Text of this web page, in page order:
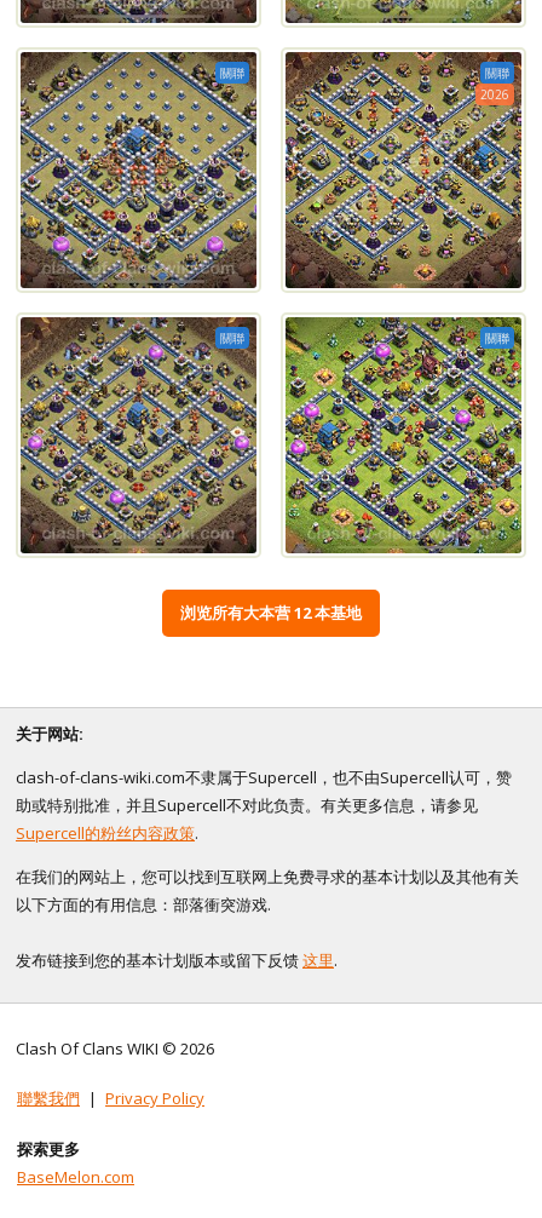
關聯
關聯
2026
關聯 關聯
浏览所有大本营 12 本基地
关于网站:
clash-of-clans-wiki.com不隶属于Supercell，也不由Supercell认可，赞
助或特别批准，并且Supercell不对此负责。有关更多信息，请参见
Supercell的粉丝内容政策.
在我们的网站上，您可以找到互联网上免费寻求的基本计划以及其他有关
以下方面的有用信息：部落衝突游戏.
发布链接到您的基本计划版本或留下反馈这里.
Clash Of Clans WIKI © 2026
聯繫我們 | Privacy Policy
探索更多
BaseMelon.com